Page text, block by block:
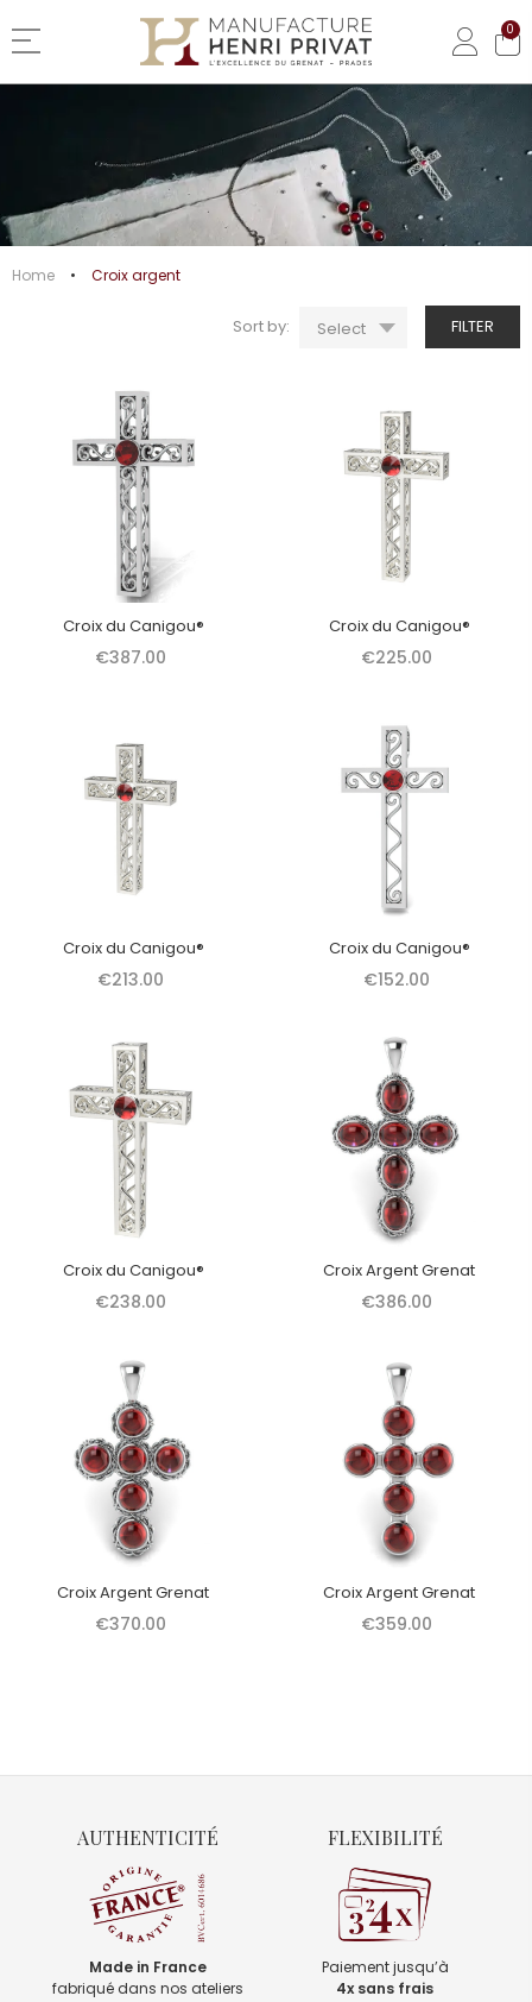
Basculer la navigation
0
Home
Croix argent
Sort by: Select FILTER
Croix du Canigou®
€387.00
Croix du Canigou®
€225.00
Croix du Canigou®
€213.00
Croix du Canigou®
€152.00
Croix du Canigou®
€238.00
Croix Argent Grenat
€386.00
Croix Argent Grenat
€370.00
Croix Argent Grenat
€359.00
AUTHENTICITÉ
Made in France
fabriqué dans nos ateliers
FLEXIBILITÉ
Paiement jusqu’à
4x sans frais